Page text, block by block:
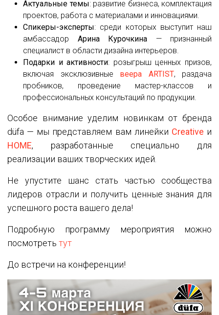
Актуальные темы: развитие бизнеса, комплектация
проектов, работа с материалами и инновациями.
Спикеры-эксперты: среди которых выступит наш
амбассадор Арина Курочкина — признанный
специалист в области дизайна интерьеров.
Подарки и активности: розыгрыш ценных призов,
включая эксклюзивные веера ARTIST, раздача
пробников, проведение мастер-классов и
профессиональных консультаций по продукции.
Особое внимание уделим новинкам от бренда
düfa — мы представляем вам линейки Creative и
HOME, разработанные специально для
реализации ваших творческих идей.
Не упустите шанс стать частью сообщества
лидеров отрасли и получить ценные знания для
успешного роста вашего дела!
Подробную программу мероприятия можно
посмотреть тут
До встречи на конференции!